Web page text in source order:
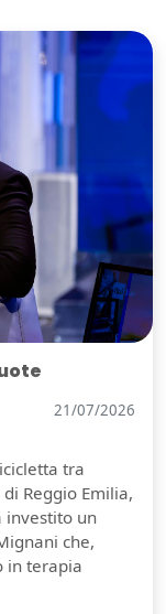
21/07/2026
tra
Reggio Emilia,
investito un
che,
in terapia